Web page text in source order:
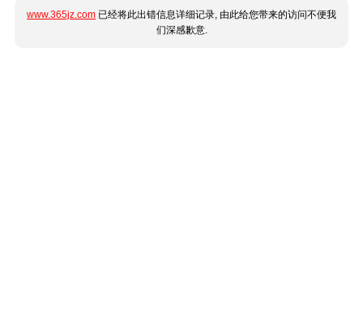
www.365jz.com 已经将此出错信息详细记录, 由此给您带来的访问不便我
们深感歉意.